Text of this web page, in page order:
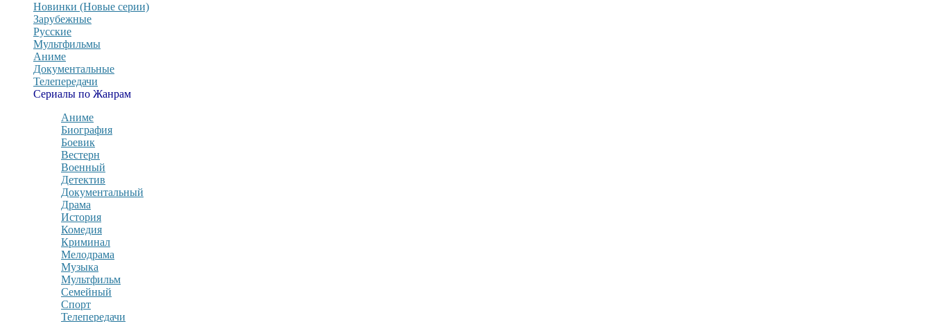
Новинки (Новые серии)
Зарубежные
Русские
Мультфильмы
Аниме
Документальные
Телепередачи
Сериалы по Жанрам
Аниме
Биография
Боевик
Вестерн
Военный
Детектив
Документальный
Драма
История
Комедия
Криминал
Мелодрама
Музыка
Мультфильм
Семейный
Спорт
Телепередачи